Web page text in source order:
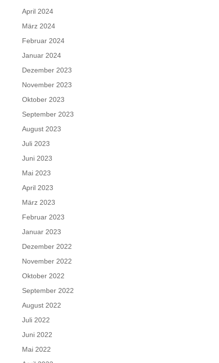
April 2024
März 2024
Februar 2024
Januar 2024
Dezember 2023
November 2023
Oktober 2023
September 2023
August 2023
Juli 2023
Juni 2023
Mai 2023
April 2023
März 2023
Februar 2023
Januar 2023
Dezember 2022
November 2022
Oktober 2022
September 2022
August 2022
Juli 2022
Juni 2022
Mai 2022